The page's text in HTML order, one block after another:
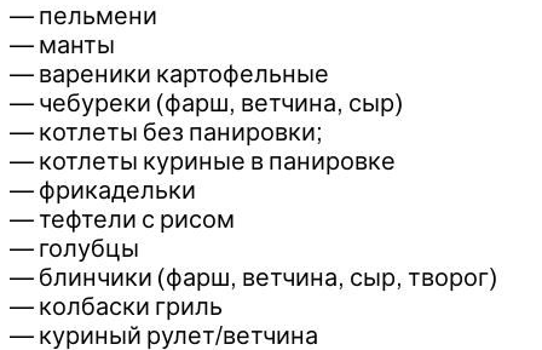
— пельмени
— манты
— вареники картофельные
— чебуреки (фарш, ветчина, сыр)
— котлеты без панировки;
— котлеты куриные в панировке
— фрикадельки
— тефтели с рисом
— голубцы
— блинчики (фарш, ветчина, сыр, творог)
— колбаски гриль
— куриный рулет/ветчина